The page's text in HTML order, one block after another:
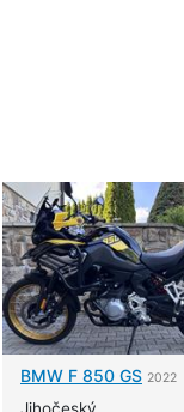
BMW F 850 GS 2022
Jihočeský